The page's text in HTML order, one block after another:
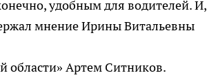
удобным для водителей. И,
мнение Ирины Витальевны
области» Артем Ситников.